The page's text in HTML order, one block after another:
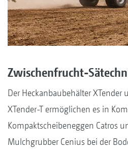
Zwischenfrucht-
Der Heckanbaubehälter XTender
XTender-T ermöglichen es in
Kompaktscheibeneggen Catros
Mulchgrubber Cenius bei der